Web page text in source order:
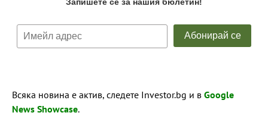
Всяка новина е актив, следете Investor.bg и в Google
News Showcase.